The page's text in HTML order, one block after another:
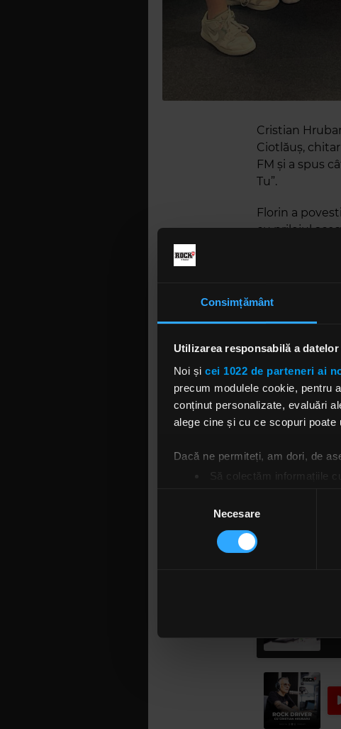
Consimțământ
Utilizarea responsabilă a datelor
Noi și cei 1022 de parteneri ai
precum modulele cookie, pentru
conținut personalizate, evaluări
alege cine și cu ce scopuri poate
Dacă ne permiteți, am dori, de
Să colectăm informațiile
Găsiți mai multe informații
Vă puteți modifica sau retrage
traficul. De asemenea, le
care folosiți site-ul nostru.
consimțământului
Necesare
Cristian
Ciotlăuș,
FM și a spus
Tu”.
Florin a
cu prilejul
Constelații
care a mai
Piesa „Spune
disponibilă pe
fix pentru